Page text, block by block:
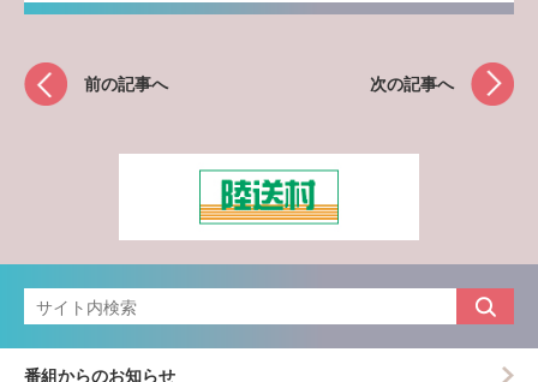
前の記事へ 次の記事へ
番組からのお知らせ